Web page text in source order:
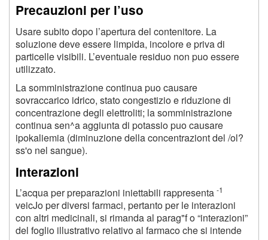
Precauzioni per l’uso
Usare subito dopo l’apertura del contenitore. La
soluzione deve essere limpida, incolore e priva di
particelle visibili. L’eventuale residuo non puo essere
utilizzato.
La somministrazione continua puo causare
sovraccarico idrico, stato congestizio e riduzione di
concentrazione degli elettroliti; la somministrazione
continua sen^a aggiunta di potassio puo causare
ipokaliemia (diminuzione della concentraziont del /ol?
ss'o nel sangue).
Interazioni
L’acqua per preparazioni iniettabili rappresenta -1
veicJo per diversi farmaci, pertanto per le interazioni
con altri medicinali, si rimanda al parag"f o “interazioni”
del foglio illustrativo relativo al farmaco che si intende